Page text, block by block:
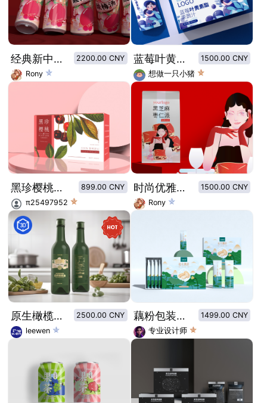
经典新中式罐装酸梅汤包装设计
2200.00 CNY
Rony
蓝莓叶黄素酯包装盒设计
1500.00 CNY
想做一只小猪
黑珍樱桃礼盒
899.00 CNY
π25497952
时尚优雅有趣女士原创插画芝麻枣仁派包装设计
1500.00 CNY
Rony
原生橄榄·头道鲜榨 初榨橄榄油
2500.00 CNY
leewen
藕粉包装设计内外包装
1499.00 CNY
专业设计师